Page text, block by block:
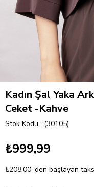
Kadın Şal Yaka
Ceket -Kahve
Stok Kodu (30105)
₺999,99
₺208,00 'den başlayan